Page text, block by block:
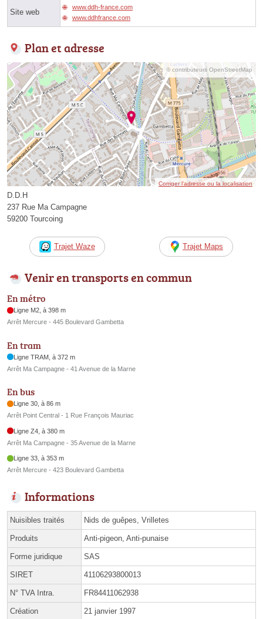
Site web
www.ddh-france.com
www.ddhfrance.com
Plan et adresse
© contributeurs OpenStreetMap
Corriger l’adresse ou la localisation
D.D.H
237 Rue Ma Campagne
59200 Tourcoing
Trajet Waze Trajet Maps
Venir en transports en commun
En métro
Ligne M2, à 398 m
Arrêt Mercure - 445 Boulevard Gambetta
En tram
Ligne TRAM, à 372 m
Arrêt Ma Campagne - 41 Avenue de la Marne
En bus
Ligne 30, à 86 m
Arrêt Point Central - 1 Rue François Mauriac
Ligne Z4, à 380 m
Arrêt Ma Campagne - 35 Avenue de la Marne
Ligne 33, à 353 m
Arrêt Mercure - 423 Boulevard Gambetta
Informations
Nuisibles traités Nids de guêpes, Vrilletes
Produits Anti-pigeon, Anti-punaise
Forme juridique SAS
SIRET 41106293800013
N° TVA Intra. FR84411062938
Création 21 janvier 1997